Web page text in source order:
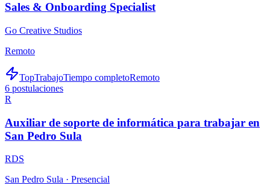
Sales & Onboarding Specialist
Go Creative Studios
Remoto
TopTrabajoTiempo completoRemoto
6 postulaciones
R
Auxiliar de soporte de informática para trabajar en
San Pedro Sula
RDS
San Pedro Sula · Presencial